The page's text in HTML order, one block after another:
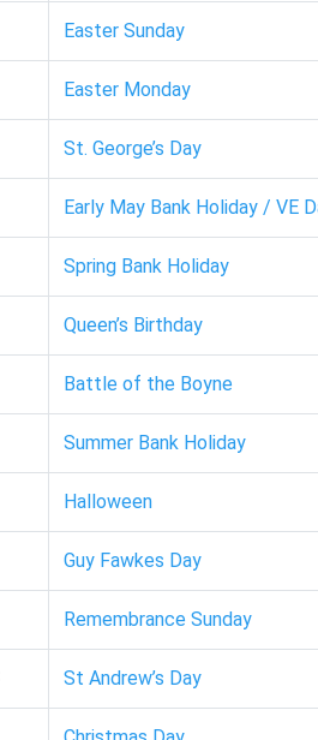
Easter Sunday
Easter Monday
St. George’s Day
Early May Bank Holiday / VE
Spring Bank Holiday
Queen’s Birthday
Battle of the Boyne
Summer Bank Holiday
Halloween
Guy Fawkes Day
Remembrance Sunday
St Andrew’s Day